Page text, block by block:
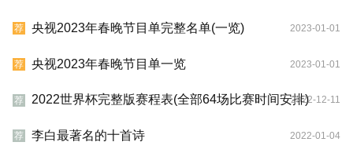
荐 央视2023年春晚节目单完整名单(一览) 2023-01-01
荐 央视2023年春晚节目单一览 2023-01-01
荐 2022世界杯完整版赛程表(全部64场比赛时间安排)2022-12-11
荐 李白最著名的十首诗 2022-01-04